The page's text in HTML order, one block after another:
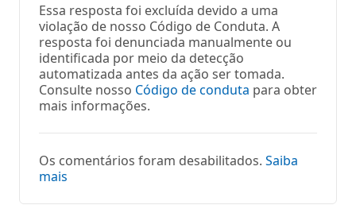
Essa resposta foi excluída devido a uma
violação de nosso Código de Conduta. A
resposta foi denunciada manualmente ou
identificada por meio da detecção
automatizada antes da ação ser tomada.
Consulte nosso Código de conduta para obter
mais informações.
Os comentários foram desabilitados. Saiba
mais